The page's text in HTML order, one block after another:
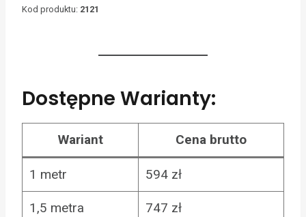
Kod produktu: 2121
Dostępne Warianty:
Wariant Cena brutto
1 metr 594 zł
1,5 metra 747 zł